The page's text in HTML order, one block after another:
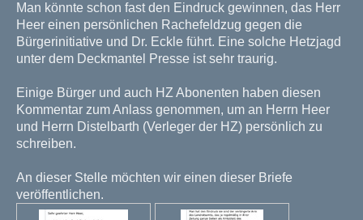
Man könnte schon fast den Eindruck gewinnen, das Herr
Heer einen persönlichen Rachefeldzug gegen die
Bürgerinitiative und Dr. Eckle führt. Eine solche Hetzjagd
unter dem Deckmantel Presse ist sehr traurig.
Einige Bürger und auch HZ Abonenten haben diesen
Kommentar zum Anlass genommen, um an Herrn Heer
und Herrn Distelbarth (Verleger der HZ) persönlich zu
schreiben.
An dieser Stelle möchten wir einen dieser Briefe
veröffentlichen.